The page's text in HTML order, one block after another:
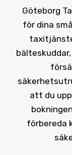
Göteborg
för dina
att du
förbereda